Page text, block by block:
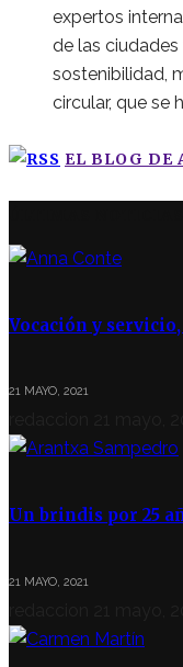
expertos
de las
sostenibilidad,
circular, que se
EL BLOG DE
Vocación y
21 MAYO, 2021
Un brindis por 25
21 MAYO, 2021